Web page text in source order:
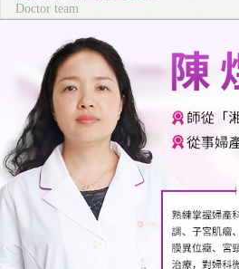
Doctor team